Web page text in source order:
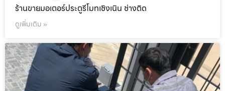
ร้านขายมอเตอร์ประตูรีโมทเชิงเนิน ช่างติด
ดูเพิ่มเติม »